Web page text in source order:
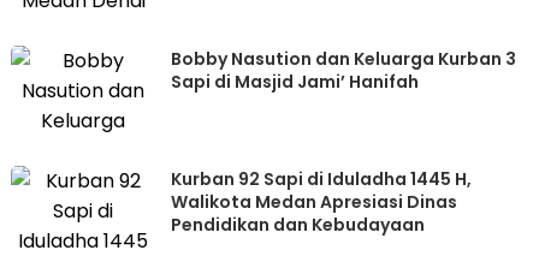
Bobby Nasution dan Keluarga Kurban 3
Sapi di Masjid Jami’ Hanifah
Kurban 92 Sapi di Iduladha 1445 H,
Walikota Medan Apresiasi Dinas
Pendidikan dan Kebudayaan